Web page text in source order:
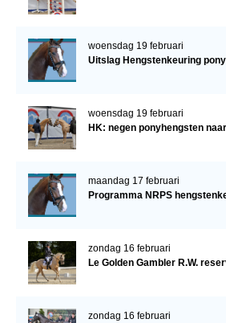
woensdag 19 februari
Uitslag Hengstenkeuring
woensdag 19 februari
HK: negen ponyhengsten
maandag 17 februari
Programma NRPS
zondag 16 februari
Le Golden Gambler R.W.
zondag 16 februari